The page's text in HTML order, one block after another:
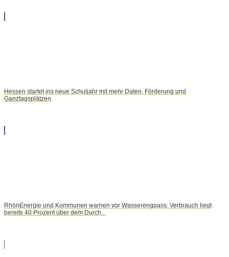
Hessen startet ins neue Schuljahr mit mehr Daten, Förderung und
Ganztagsplätzen
RhönEnergie und Kommunen warnen vor Wasserengpass: Verbrauch liegt
bereits 40 Prozent über dem Durch...